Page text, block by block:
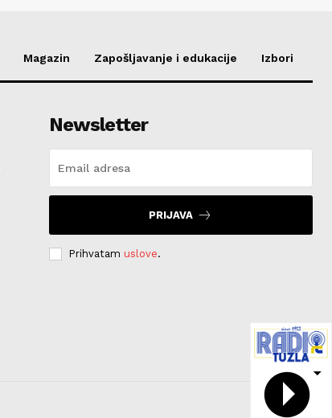
Magazin Zapošljavanje i edukacije Izbori
Newsletter
PRIJAVA
Prihvatam uslove.